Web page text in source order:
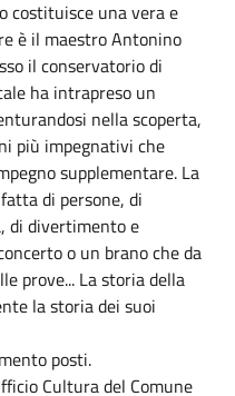
costituisce una vera e
è il maestro Antonino
il conservatorio di
ha intrapreso un
nella scoperta,
più impegnativi che
supplementare. La
di persone, di
di divertimento e
o un brano che da
prove... La storia della
la storia dei suoi
posti.
Cultura del Comune